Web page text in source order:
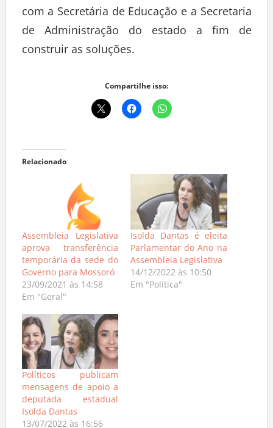
com a Secretária de Educação e a Secretaria
de Administração do estado a fim de
construir as soluções.
Compartilhe isso:
Relacionado
Assembleia Legislativa
aprova transferência
temporária da sede do
Governo para Mossoró
23/09/2021 às 14:58
Em "Geral"
Isolda Dantas é eleita
Parlamentar do Ano na
Assembleia Legislativa
14/12/2022 às 10:50
Em "Política"
Políticos publicam
mensagens de apoio a
deputada estadual
Isolda Dantas